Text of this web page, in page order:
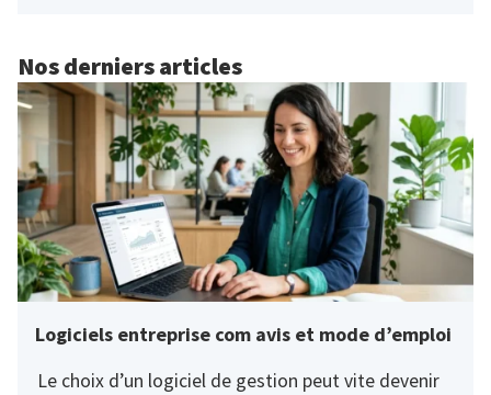
Nos derniers articles
Logiciels entreprise com avis et mode d’emploi
Le choix d’un logiciel de gestion peut vite devenir